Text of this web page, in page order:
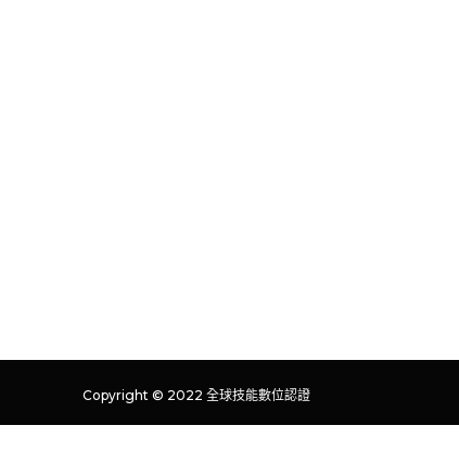
Copyright © 2022 全球技能數位認證